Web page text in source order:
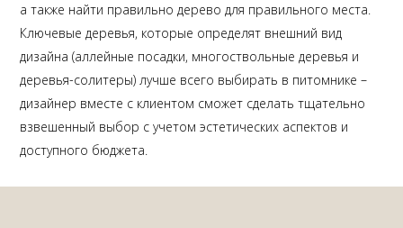
а также найти правильно дерево для правильного места.
Ключевые деревья, которые определят внешний вид
дизайна (аллейные посадки, многоствольные деревья и
деревья-солитеры) лучше всего выбирать в питомнике –
дизайнер вместе с клиентом сможет сделать тщательно
взвешенный выбор с учетом эстетических аспектов и
доступного бюджета.